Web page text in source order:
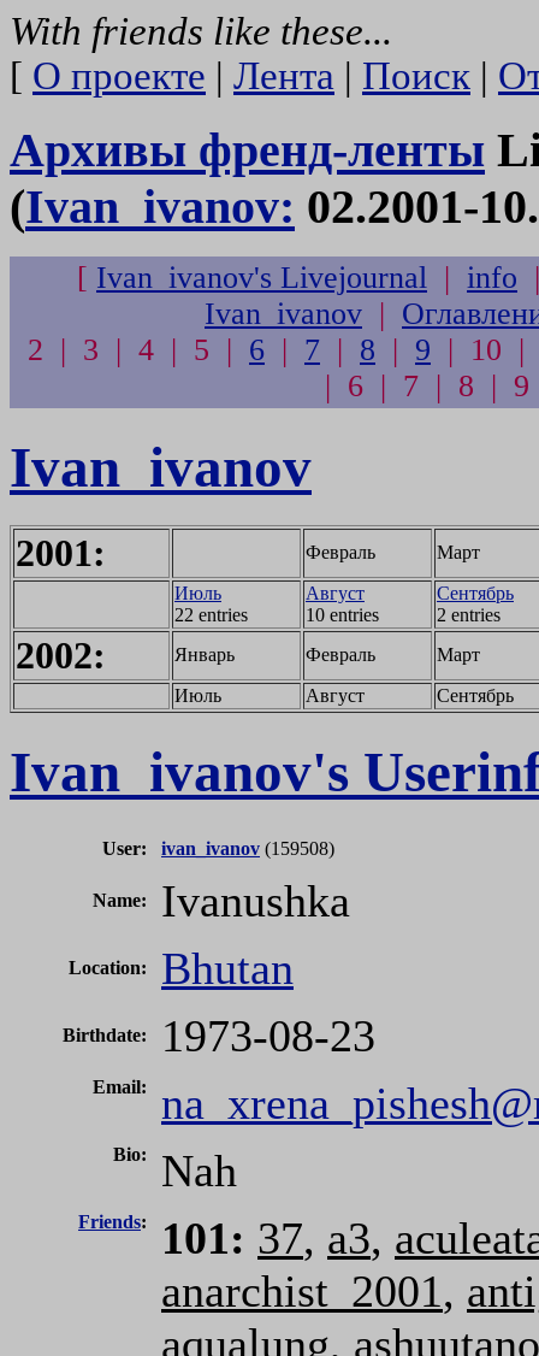
With friends like these...
[ О проекте | Лента | Поиск |
Архивы френд-ленты
(Ivan_ivanov: 02.2001-
[ Ivan_ivanov's Livejournal | info
Ivan_ivanov |
2 | 3 | 4 | 5 | 6 | 7 | 8 | 9 | 10
| 6 | 7 | 8 |
Ivan_ivanov
2001: Февраль
Март
Июль
22 entries
Август
10 entries
Сентябрь
2 entries
2002: Январь Февраль
Март
Июль
Август Сентябрь
Ivan_ivanov's
User: ivan_ivanov (159508)
Name: Ivanushka
Location: Bhutan
Birthdate: 1973-08-23
Email:
Bio: Nah
Friends: 101: 37, a3,
anarchist_2001,
aqualung,